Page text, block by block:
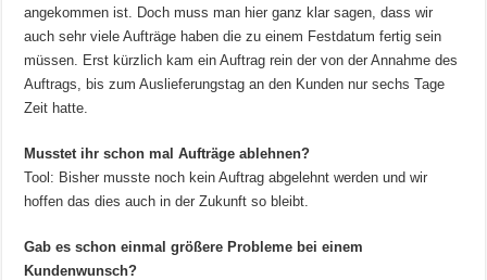
angekommen ist. Doch muss man hier ganz klar sagen, dass wir
auch sehr viele Aufträge haben die zu einem Festdatum fertig sein
müssen. Erst kürzlich kam ein Auftrag rein der von der Annahme des
Auftrags, bis zum Auslieferungstag an den Kunden nur sechs Tage
Zeit hatte.
Musstet ihr schon mal Aufträge ablehnen?
Tool: Bisher musste noch kein Auftrag abgelehnt werden und wir
hoffen das dies auch in der Zukunft so bleibt.
Gab es schon einmal größere Probleme bei einem
Kundenwunsch?